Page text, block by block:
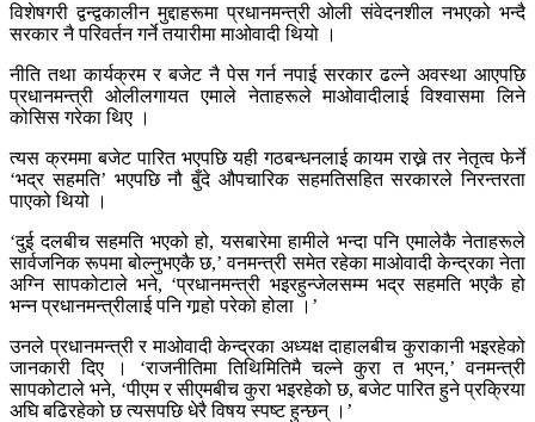
विशेषगरी द्वन्द्वकालीन मुद्दाहरूमा प्रधानमन्त्री ओली संवेदनशील नभएको भन्दै
सरकार नै परिवर्तन गर्ने तयारीमा माओवादी थियो ।
नीति तथा कार्यक्रम र बजेट नै पेस गर्न नपाई सरकार ढल्ने अवस्था आएपछि
प्रधानमन्त्री ओलीलगायत एमाले नेताहरूले माओवादीलाई विश्वासमा लिने
कोसिस गरेका थिए ।
त्यस क्रममा बजेट पारित भएपछि यही गठबन्धनलाई कायम राख्ने तर नेतृत्व फेर्ने
‘भद्र सहमति’ भएपछि नौ बुँदे औपचारिक सहमतिसहित सरकारले निरन्तरता
पाएको थियो ।
‘दुई दलबीच सहमति भएको हो, यसबारेमा हामीले भन्दा पनि एमालेकै नेताहरूले
सार्वजनिक रूपमा बोल्नुभएकै छ,’ वनमन्त्री समेत रहेका माओवादी केन्द्रका नेता
अग्नि सापकोटाले भने, ‘प्रधानमन्त्री भइरहुन्जेलसम्म भद्र सहमति भएकै हो
भन्न प्रधानमन्त्रीलाई पनि गार्‍हो परेको होला ।’
उनले प्रधानमन्त्री र माओवादी केन्द्रका अध्यक्ष दाहालबीच कुराकानी भइरहेको
जानकारी दिए । ‘राजनीतिमा तिथिमितिमै चल्ने कुरा त भएन,’ वनमन्त्री
सापकोटाले भने, ‘पीएम र सीएमबीच कुरा भइरहेको छ, बजेट पारित हुने प्रक्रिया
अघि बढिरहेको छ त्यसपछि धेरै विषय स्पष्ट हुन्छन् ।’